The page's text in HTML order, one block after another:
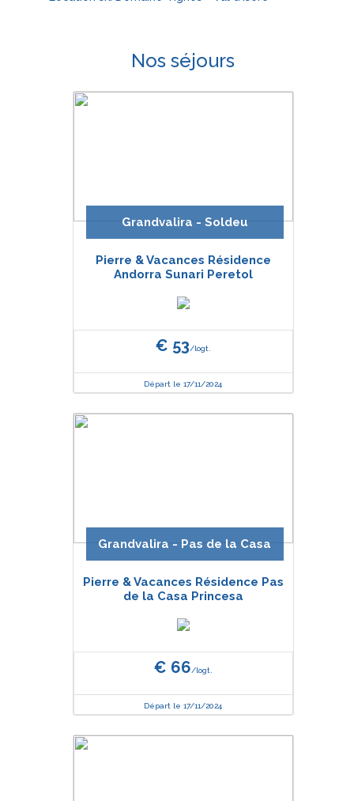
Nos séjours
Grandvalira - Soldeu
Pierre & Vacances Résidence
Andorra Sunari Peretol
€ 53/logt.
Départ le 17/11/2024
Grandvalira - Pas de la Casa
Pierre & Vacances Résidence Pas
de la Casa Princesa
€ 66/logt.
Départ le 17/11/2024